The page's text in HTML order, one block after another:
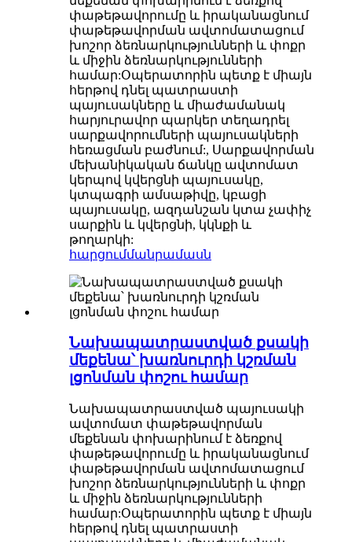
փաթեթավորումը և իրականացնում
փաթեթավորման ավտոմատացում
խոշոր ձեռնարկությունների և փոքր
և միջին ձեռնարկությունների
համար:Օպերատորին պետք է միայն
հերթով դնել պատրաստի
պայուսակները և միաժամանակ
հարյուրավոր պարկեր տեղադրել
սարքավորումների պայուսակների
հեռացման բաժնում:, Սարքավորման
մեխանիկական ճանկը ավտոմատ
կերպով կվերցնի պայուսակը,
կտպագրի ամսաթիվը, կբացի
պայուսակը, ազդանշան կտա չափիչ
սարքին և կվերցնի, կկնքի և
թողարկի:
հարցումմանրամասն
Նախապատրաստված քսակի
մեքենա՝ խառնուրդի կշռման
լցոնման փոշու համար
Նախապատրաստված պայուսակի
ավտոմատ փաթեթավորման
մեքենան փոխարինում է ձեռքով
փաթեթավորումը և իրականացնում
փաթեթավորման ավտոմատացում
խոշոր ձեռնարկությունների և փոքր
և միջին ձեռնարկությունների
համար:Օպերատորին պետք է միայն
հերթով դնել պատրաստի